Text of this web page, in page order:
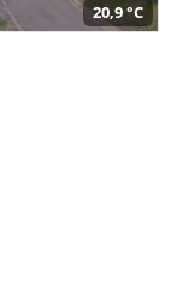
20,9 °C